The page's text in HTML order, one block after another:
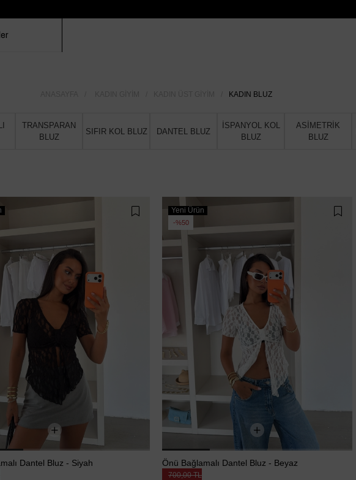
KADIN BLUZ
TRANSPARAN
BLUZ
SIFIR KOL BLUZ DANTEL BLUZ
İSPANYOL KOL
BLUZ
ASİMETRİK
BLUZ
Dantel Bluz - Siyah
Yeni Ürün
%50
Önü Bağlamalı Dantel Bluz - Beyaz
700,00 TL